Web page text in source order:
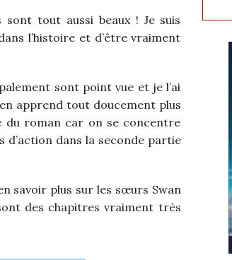
tout aussi beaux ! Je suis
l’histoire et d’être vraiment
sont point vue et je l’ai
apprend tout doucement plus
du roman car on se concentre
dans la seconde partie
savoir plus sur les sœurs Swan
des chapitres vraiment très